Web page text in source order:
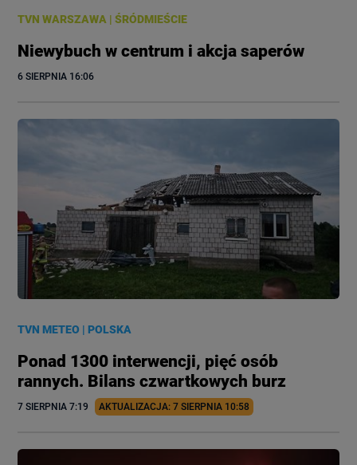
TVN WARSZAWA |ŚRÓDMIEŚCIE
Niewybuch w centrum i akcja saperów
6 SIERPNIA 16:06
TVN METEO |POLSKA
Ponad 1300 interwencji, pięć osób
rannych. Bilans czwartkowych burz
7 SIERPNIA 7:19 AKTUALIZACJA: 7 SIERPNIA 10:58